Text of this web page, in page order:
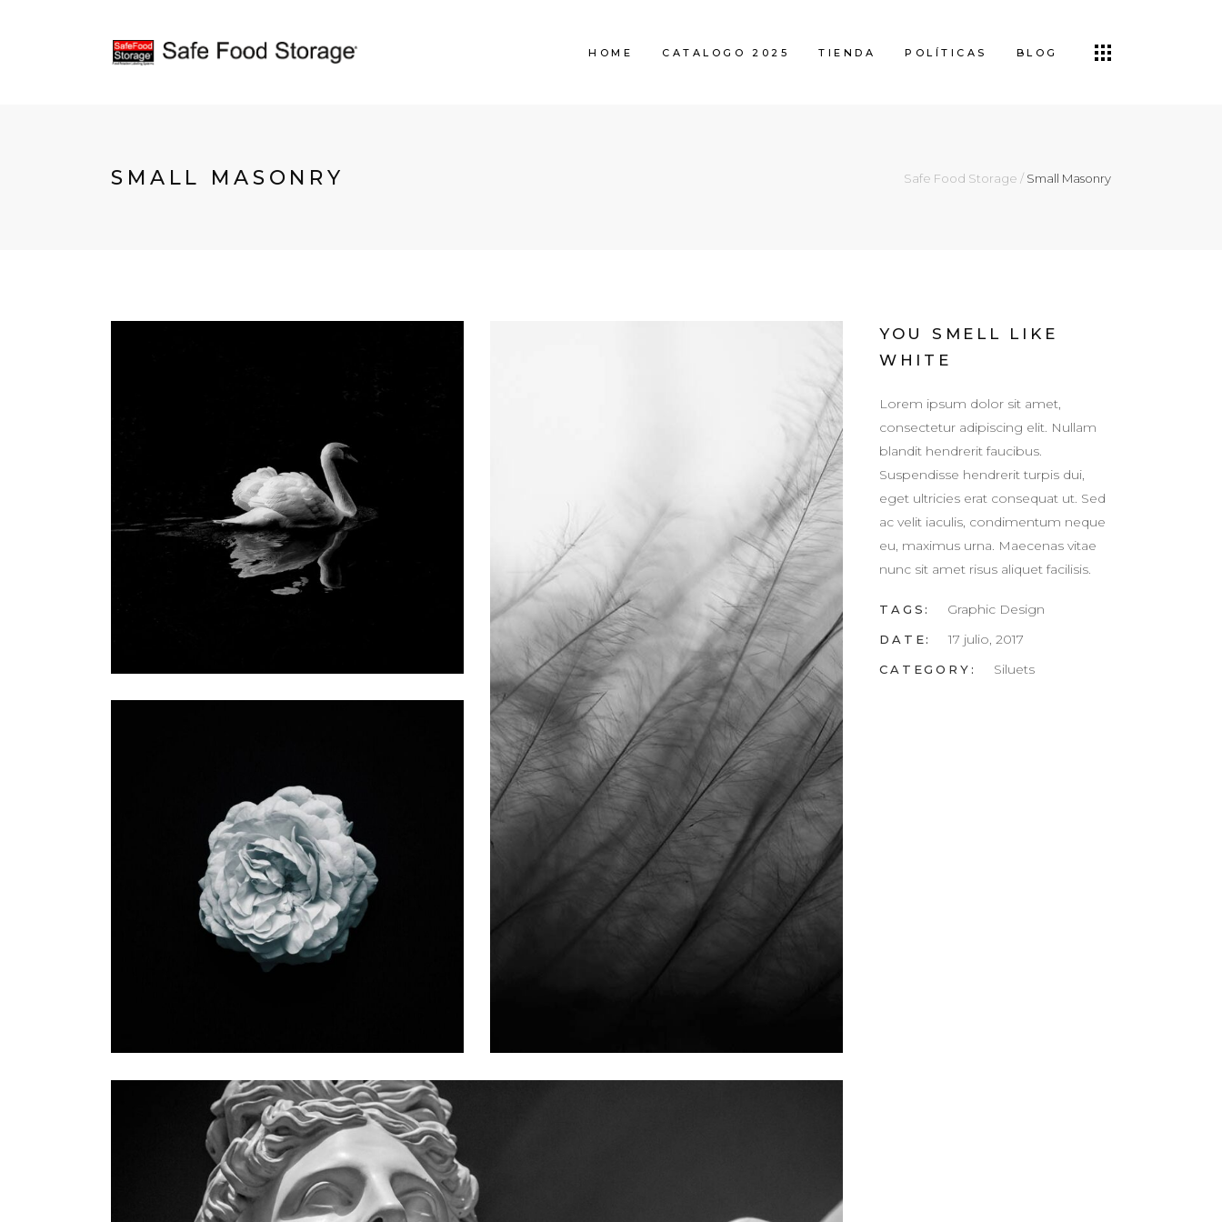
HOME CATALOGO 2025 TIENDA POLÍTICAS BLOG
SMALL MASONRY Safe Food Storage / Small Masonry
YOU SMELL LIKE
WHITE
Lorem ipsum dolor sit amet,
consectetur adipiscing elit. Nullam
blandit hendrerit faucibus.
Suspendisse hendrerit turpis dui,
eget ultricies erat consequat ut. Sed
ac velit iaculis, condimentum neque
eu, maximus urna. Maecenas vitae
nunc sit amet risus aliquet facilisis.
TAGS: Graphic Design
DATE: 17 julio, 2017
CATEGORY: Siluets